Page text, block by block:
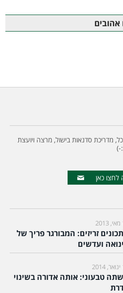
אהובים
מדריכת סדנאות בישול, מרצה ויועצת
)
כאן
זריזים: המבורגר פריך של
ועדשים
טבעוני: אותה אדורה בשינוי